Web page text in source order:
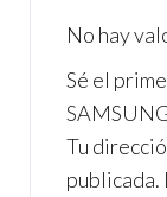
o
o
k
No hay
Sé el
Tu
publicada.